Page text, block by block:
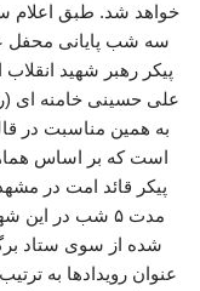
خواهد شد. طبق اعلام
سه شب پایانی محفل
پیکر رهبر شهید
علی حسینی خامنه ای
به همین مناسبت در
است که بر اساس
پیکر قائد امت در
مدت ۵ شب در این
شده از سوی ستاد